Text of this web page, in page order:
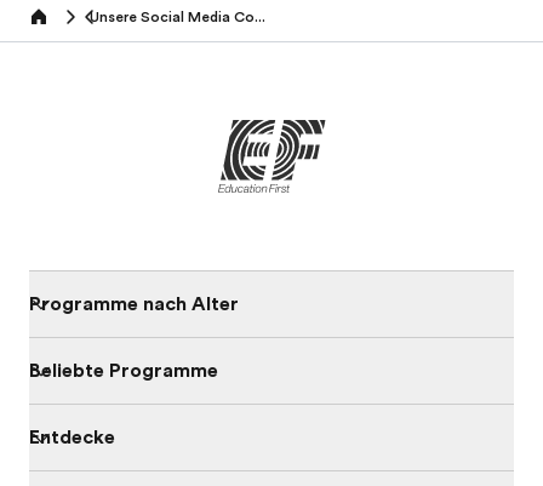
Home Unsere Social Media Community Policy
Programme nach Alter
Beliebte Programme
Entdecke